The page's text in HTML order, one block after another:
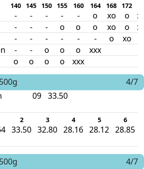
140 145 150 155 160 164 168 172
- - - - - o xo o
- - - o o o xo o
- - - - - - o xo
- - o o o
xxx
o o o o xxx
4/7
09 33.50
2 3 4 5 6
33.50 32.80 28.16 28.12 28.85
4/7